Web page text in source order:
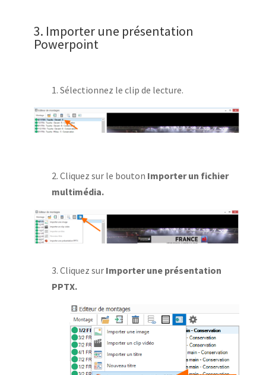
3. Importer une présentation
Powerpoint
1. Sélectionnez le clip de lecture.
2. Cliquez sur le bouton Importer un fichier
multimédia.
3. Cliquez sur Importer une présentation
PPTX.